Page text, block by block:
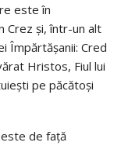
este în
Crez şi, într-un alt
Împărtăşanii: Cred
Hristos, Fiul lui
pe păcătoşi
de faţă